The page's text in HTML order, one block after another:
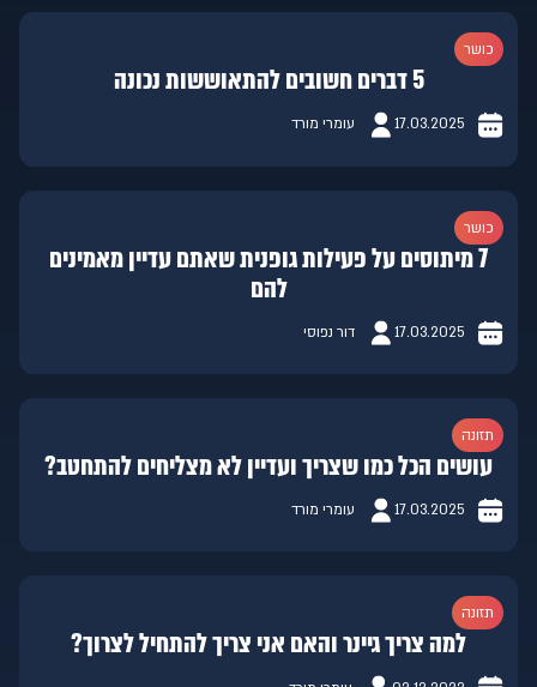
כושר
5 דברים חשובים להתאוששות נכונה
17.03.2025 עומרי מורד
כושר
7 מיתוסים על פעילות גופנית שאתם עדיין מאמינים
להם
17.03.2025 דור נפוסי
תזונה
עושים הכל כמו שצריך ועדיין לא מצליחים להתחטב?
17.03.2025 עומרי מורד
תזונה
למה צריך גיינר והאם אני צריך להתחיל לצרוך?